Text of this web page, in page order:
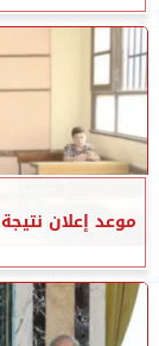
موعد إعلان نتيجة